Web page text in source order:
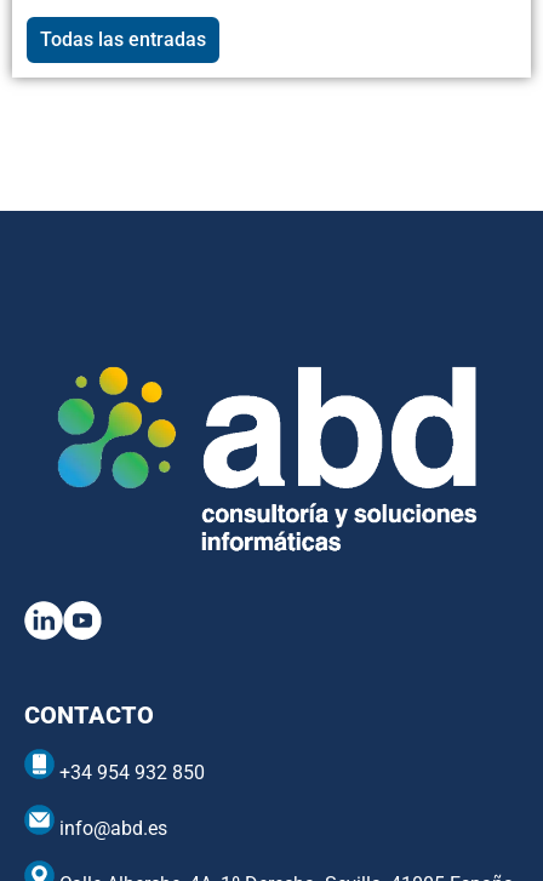
Todas las entradas
CONTACTO
+34 954 932 850
info@abd.es